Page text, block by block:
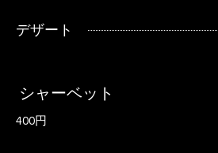
デザート
シャーベット
400円